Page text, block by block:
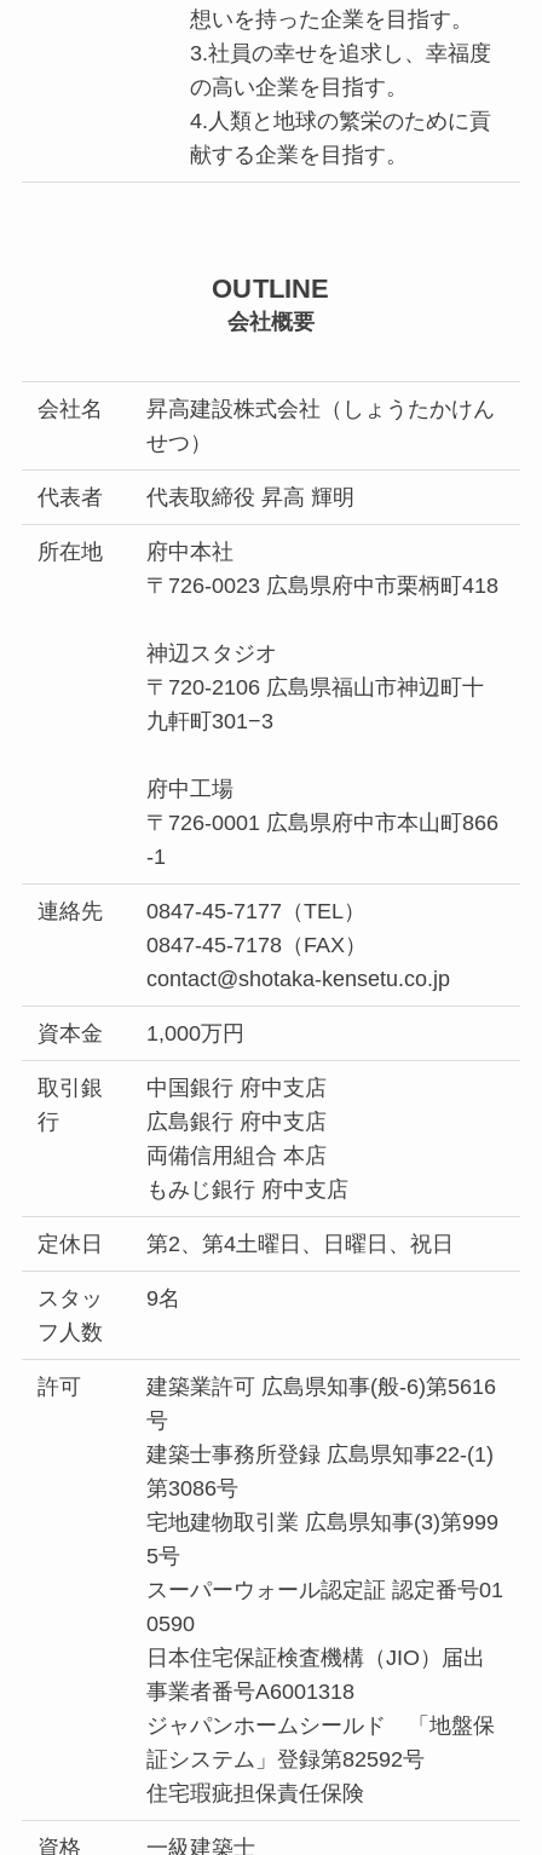
想いを持った企業を目指す。
3.社員の幸せを追求し、幸福度
の高い企業を目指す。
4.人類と地球の繁栄のために貢
献する企業を目指す。
OUTLINE
会社概要
会社名
昇高建設株式会社（しょうたかけん
せつ）
代表者 代表取締役 昇高 輝明
所在地
府中本社
〒726-0023 広島県府中市栗柄町418
神辺スタジオ
〒720-2106 広島県福山市神辺町十
九軒町301−3
府中工場
〒726-0001 広島県府中市本山町866
-1
連絡先
0847-45-7177（TEL）
0847-45-7178（FAX）
contact@shotaka-kensetu.co.jp
資本金 1,000万円
取引銀
行
中国銀行 府中支店
広島銀行 府中支店
両備信用組合 本店
もみじ銀行 府中支店
定休日 第2、第4土曜日、日曜日、祝日
スタッ
フ人数
9名
許可
建築業許可 広島県知事(般-6)第5616
号
建築士事務所登録 広島県知事22-(1)
第3086号
宅地建物取引業 広島県知事(3)第999
5号
スーパーウォール認定証 認定番号01
0590
日本住宅保証検査機構（JIO）届出
事業者番号A6001318
ジャパンホームシールド 「地盤保
証システム」登録第82592号
住宅瑕疵担保責任保険
資格 一級建築士